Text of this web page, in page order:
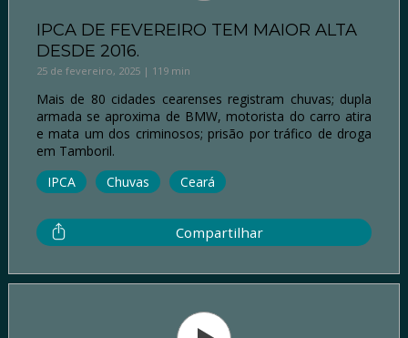
IPCA DE FEVEREIRO TEM MAIOR ALTA
DESDE 2016.
25 de fevereiro, 2025 | 119 min
Mais de 80 cidades cearenses registram chuvas; dupla
armada se aproxima de BMW, motorista do carro atira
e mata um dos criminosos; prisão por tráfico de droga
em Tamboril.
IPCA
Chuvas Ceará
Compartilhar